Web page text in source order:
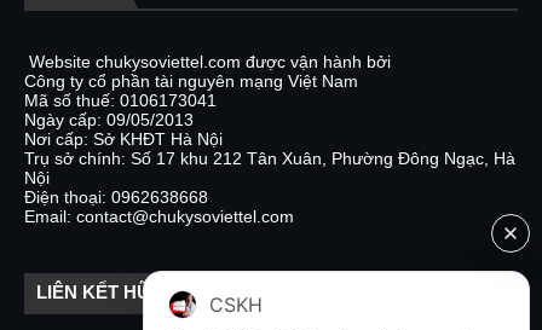
Website chukysoviettel.com được vận hành bởi
Công ty cổ phần tài nguyên mạng Việt Nam
Mã số thuế: 0106173041
Ngày cấp: 09/05/2013
Nơi cấp: Sở KHĐT Hà Nội
Trụ sở chính: Số 17 khu 212 Tân Xuân, Phường Đông Ngạc, Hà
Nội
Điện thoại: 0962638668
Email: contact@chukysoviettel.com
LIÊN KẾT HỮU ÍCH
CSKH